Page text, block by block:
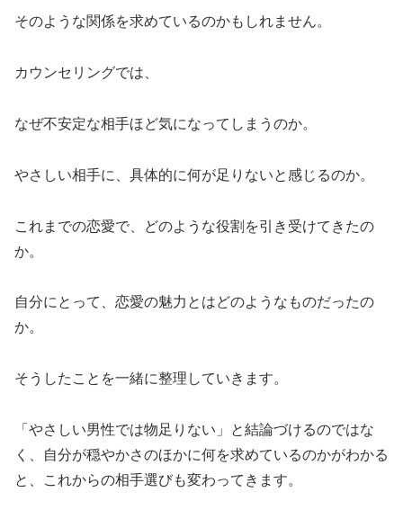
そのような関係を求めているのかもしれません。
カウンセリングでは、
なぜ不安定な相手ほど気になってしまうのか。
やさしい相手に、具体的に何が足りないと感じるのか。
これまでの恋愛で、どのような役割を引き受けてきたの
か。
自分にとって、恋愛の魅力とはどのようなものだったの
か。
そうしたことを一緒に整理していきます。
「やさしい男性では物足りない」と結論づけるのではな
く、自分が穏やかさのほかに何を求めているのかがわかる
と、これからの相手選びも変わってきます。